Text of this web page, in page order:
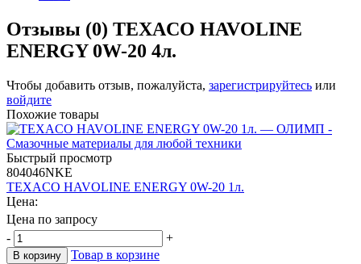
Отзывы (0) TEXACO HAVOLINE
ENERGY 0W-20 4л.
Чтобы добавить отзыв, пожалуйста, зарегистрируйтесь или
войдите
Похожие товары
Быстрый просмотр
804046NKE
TEXACO HAVOLINE ENERGY 0W-20 1л.
Цена:
Цена по запросу
-
+
В корзину Товар в корзине